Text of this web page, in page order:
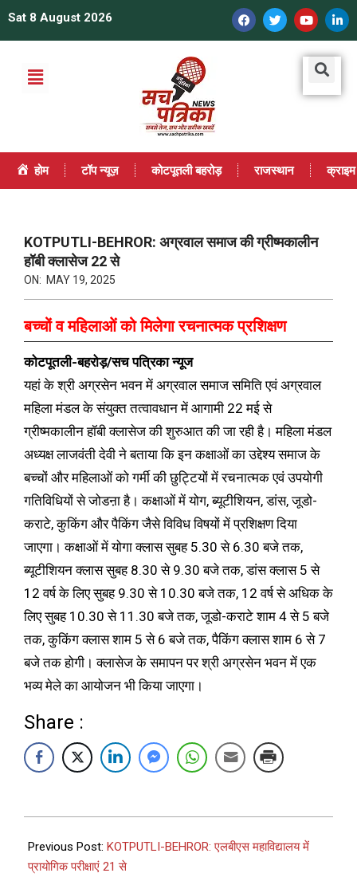
Sat 8 August 2026
होम टॉप न्यूज़ कोटपूतली बहरोड़ राजस्थान क्राइम
KOTPUTLI-BEHROR: अग्रवाल समाज की ग्रीष्मकालीन
हॉबी क्लासेज 22 से
ON: MAY 19, 2025
बच्चों व महिलाओं को मिलेगा रचनात्मक प्रशिक्षण
कोटपूतली-बहरोड़/सच पत्रिका न्यूज
यहां के श्री अग्रसेन भवन में अग्रवाल समाज समिति एवं अग्रवाल
महिला मंडल के संयुक्त तत्वावधान में आगामी 22 मई से
ग्रीष्मकालीन हॉबी क्लासेज की शुरुआत की जा रही है। महिला मंडल
अध्यक्ष लाजवंती देवी ने बताया कि इन कक्षाओं का उद्देश्य समाज के
बच्चों और महिलाओं को गर्मी की छुट्टियों में रचनात्मक एवं उपयोगी
गतिविधियों से जोडऩा है। कक्षाओं में योग, ब्यूटीशियन, डांस, जूडो-
कराटे, कुकिंग और पैकिंग जैसे विविध विषयों में प्रशिक्षण दिया
जाएगा। कक्षाओं में योगा क्लास सुबह 5.30 से 6.30 बजे तक,
ब्यूटीशियन क्लास सुबह 8.30 से 9.30 बजे तक, डांस क्लास 5 से
12 वर्ष के लिए सुबह 9.30 से 10.30 बजे तक, 12 वर्ष से अधिक के
लिए सुबह 10.30 से 11.30 बजे तक, जूडो-कराटे शाम 4 से 5 बजे
तक, कुकिंग क्लास शाम 5 से 6 बजे तक, पैकिंग क्लास शाम 6 से 7
बजे तक होगी। क्लासेज के समापन पर श्री अग्रसेन भवन में एक
भव्य मेले का आयोजन भी किया जाएगा।
Share :
Previous Post: KOTPUTLI-BEHROR: एलबीएस महाविद्यालय में
प्रायोगिक परीक्षाएं 21 से